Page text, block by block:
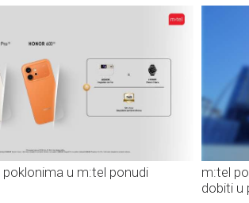
poklonima u m:tel ponudi
m:tel
dobiti u